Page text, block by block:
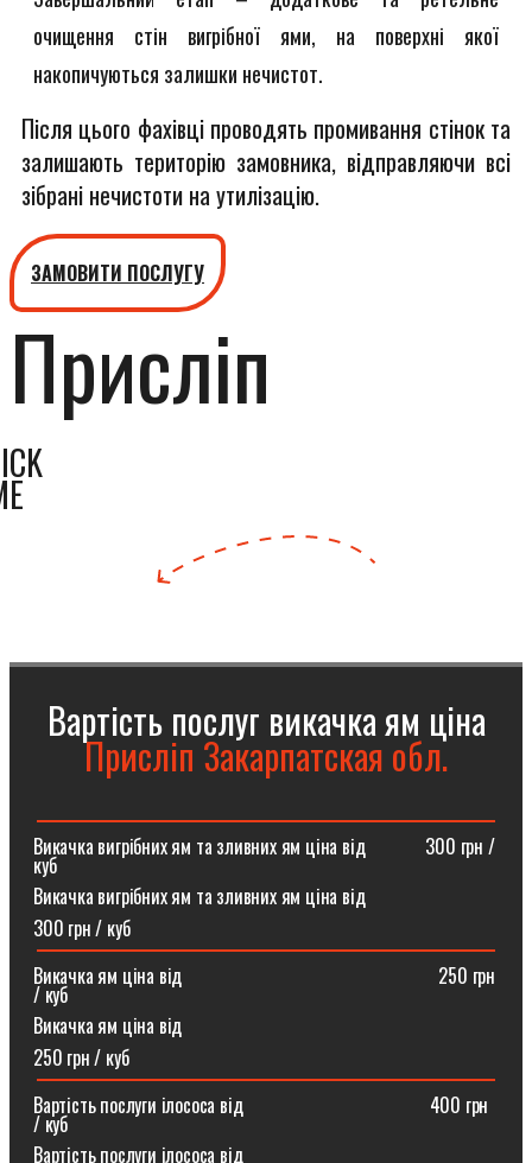
очищення стін вигрібної ями, на поверхні якої
накопичуються залишки нечистот.
Після цього фахівці проводять промивання стінок та
залишають територію замовника, відправляючи всі
зібрані нечистоти на утилізацію.
ЗАМОВИТИ ПОСЛУГУ
Присліп
Вартість послуг викачка ям ціна
Присліп Закарпатская обл.
Викачка вигрібних ям та зливних ям ціна від ⠀⠀⠀⠀300 грн /
куб
Викачка вигрібних ям та зливних ям ціна від
300 грн / куб
Викачка ям ціна від ⠀⠀⠀⠀⠀⠀⠀⠀⠀⠀⠀⠀⠀⠀⠀⠀⠀⠀250 грн
/ куб
Викачка ям ціна від
250 грн / куб
Вартість послуги ілососа від ⠀⠀⠀⠀⠀⠀⠀⠀⠀⠀⠀⠀⠀400 грн
/ куб
Вартість послуги ілососа від